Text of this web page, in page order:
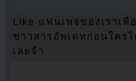
Like แฟนเพจของเราเพื่
ข่าวสารอัพเดทก่อนใคร
เลยจ้า